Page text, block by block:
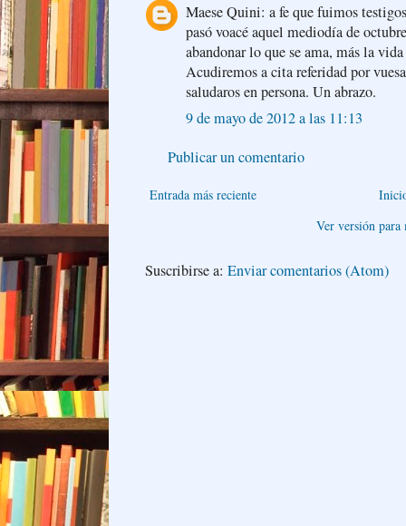
Maese Quini: a fe que fuimos
pasó voacé aquel mediodía de
abandonar lo que se ama, más la
Acudiremos a cita referidad por
saludaros en persona. Un abrazo.
9 de mayo de 2012 a las 11:13
Publicar un comentario
Entrada más reciente
Ver versión para
Suscribirse a: Enviar comentarios (Atom)